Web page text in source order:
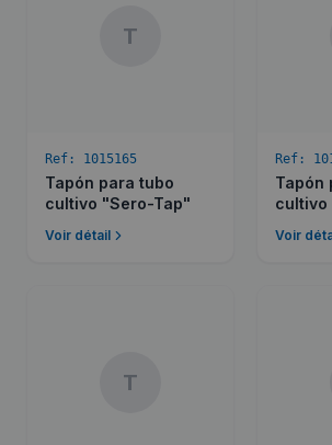
T
Ref: 1015165
Tapón para tubo
cultivo "Sero-Tap"
Voir détail
Ref:
Tapón
cultivo
Voir
T